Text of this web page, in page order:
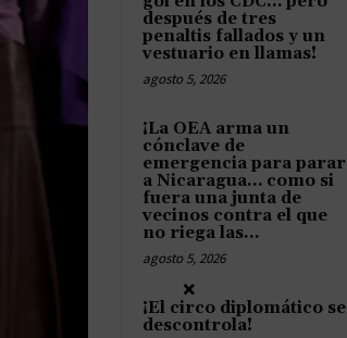
después de tres
penaltis fallados y un
vestuario en llamas!
agosto 5, 2026
¡La OEA arma un
cónclave de
emergencia para parar
a Nicaragua… como si
fuera una junta de
vecinos contra el que
no riega las...
agosto 5, 2026
¡El circo diplomático se
descontrola!
×